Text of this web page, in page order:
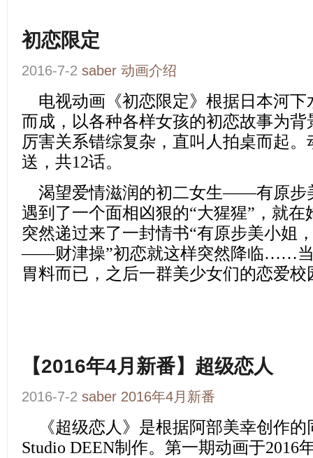
初恋限定
2016-7-2 saber 动画介绍
电视动画 《初恋限定》 根据日本河下
而成，以各种各样女孩的初恋故事为
厉害关系错综复杂，直叫人拍桌而起。
送，共12话。
渴望爱情滋润的初二女生——有原步
遇到了一个面相凶狠的“大猩猩”，就
突然递过来了一封情书“有原步美小姐
——财津操”初恋就这样突然降临……当
胃料而已，之后一群美少女们的恋爱
【2016年4月新番】超级恋人
2016-7-2 saber 2016年4月新番
《超级恋人》 是根据阿部美幸创作
Studio DEEN制作。第一期动画于2016